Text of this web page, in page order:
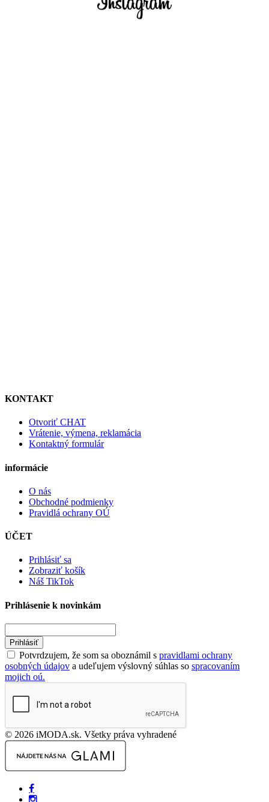
KONTAKT
Otvoriť CHAT
Vrátenie, výmena, reklamácia
Kontaktný formulár
informácie
O nás
Obchodné podmienky
Pravidlá ochrany OÚ
ÚČET
Prihlásiť sa
Zobraziť košík
Náš TikTok
Prihlásenie k novinkám
Prihlásiť
Potvrdzujem, že som sa oboznámil s pravidlami ochrany
osobných údajov a udeľujem výslovný súhlas so spracovaním
mojich oú.
© 2026 iMODA.sk. Všetky práva vyhradené